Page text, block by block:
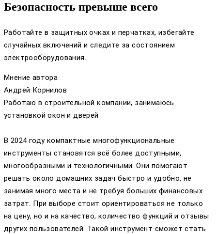
Безопасность превыше всего
Работайте в защитных очках и перчатках, избегайте
случайных включений и следите за состоянием
электрооборудования.
Мнение автора
Андрей Корнилов
Работаю в строительной компании, занимаюсь
установкой окон и дверей
В 2024 году компактные многофункциональные
инструменты становятся всё более доступными,
многообразными и технологичными. Они помогают
решать около домашних задач быстро и удобно, не
занимая много места и не требуя больших финансовых
затрат. При выборе стоит ориентироваться не только
на цену, но и на качество, количество функций и отзывы
других пользователей. Такой инструмент сможет стать